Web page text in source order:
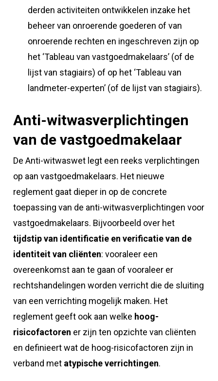
derden activiteiten ontwikkelen inzake het
beheer van onroerende goederen of van
onroerende rechten en ingeschreven zijn op
het ‘Tableau van vastgoedmakelaars’ (of de
lijst van stagiairs) of op het ‘Tableau van
landmeter-experten’ (of de lijst van stagiairs).
Anti-witwasverplichtingen
van de vastgoedmakelaar
De Anti-witwaswet legt een reeks verplichtingen
op aan vastgoedmakelaars. Het nieuwe
reglement gaat dieper in op de concrete
toepassing van de anti-witwasverplichtingen voor
vastgoedmakelaars. Bijvoorbeeld over het
tijdstip van identificatie en verificatie van de
identiteit van cliënten: vooraleer een
overeenkomst aan te gaan of vooraleer er
rechtshandelingen worden verricht die de sluiting
van een verrichting mogelijk maken. Het
reglement geeft ook aan welke hoog-
risicofactoren er zijn ten opzichte van cliënten
en definieert wat de hoog-risicofactoren zijn in
verband met atypische verrichtingen.